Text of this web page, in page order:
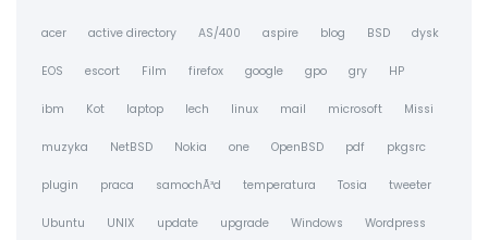
acer active directory AS/400 aspire blog BSD dysk
EOS escort Film firefox google gpo gry HP
ibm Kot laptop lech linux mail microsoft Missi
muzyka NetBSD Nokia one OpenBSD pdf pkgsrc
plugin praca samochÃ³d temperatura Tosia tweeter
Ubuntu UNIX update upgrade Windows Wordpress